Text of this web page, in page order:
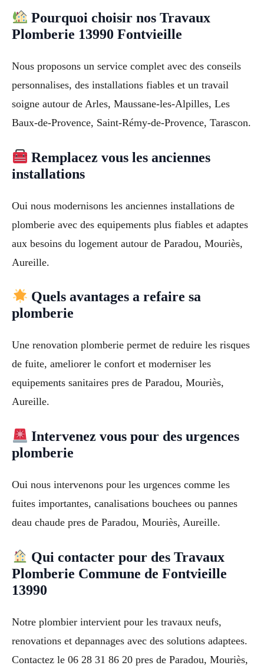
Pourquoi choisir nos Travaux
Plomberie 13990 Fontvieille
Nous proposons un service complet avec des conseils
personnalises, des installations fiables et un travail
soigne autour de Arles, Maussane-les-Alpilles, Les
Baux-de-Provence, Saint-Rémy-de-Provence, Tarascon.
Remplacez vous les anciennes
installations
Oui nous modernisons les anciennes installations de
plomberie avec des equipements plus fiables et adaptes
aux besoins du logement autour de Paradou, Mouriès,
Aureille.
Quels avantages a refaire sa
plomberie
Une renovation plomberie permet de reduire les risques
de fuite, ameliorer le confort et moderniser les
equipements sanitaires pres de Paradou, Mouriès,
Aureille.
Intervenez vous pour des urgences
plomberie
Oui nous intervenons pour les urgences comme les
fuites importantes, canalisations bouchees ou pannes
deau chaude pres de Paradou, Mouriès, Aureille.
Qui contacter pour des Travaux
Plomberie Commune de Fontvieille
13990
Notre plombier intervient pour les travaux neufs,
renovations et depannages avec des solutions adaptees.
Contactez le 06 28 31 86 20 pres de Paradou, Mouriès,